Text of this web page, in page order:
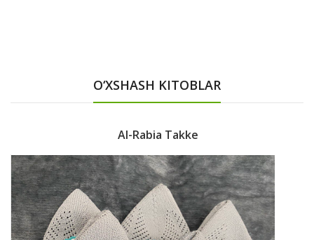
O‘XSHASH KITOBLAR
Al-Rabia Takke